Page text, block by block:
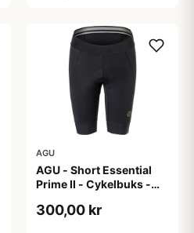
AGU
AGU - Short Essential
Prime II - Cykelbuks -
300,00 kr